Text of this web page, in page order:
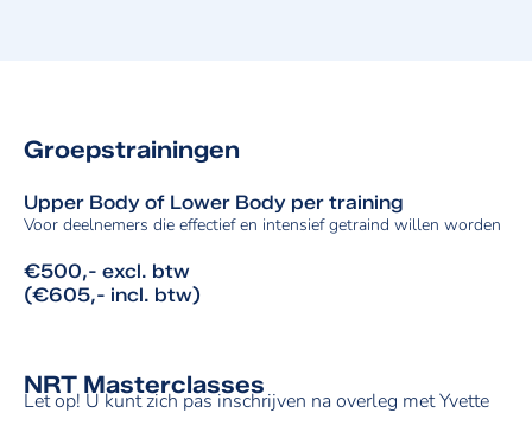
Groepstrainingen
Upper Body of Lower Body per training
Voor deelnemers die effectief en intensief getraind willen worden
€500,- excl. btw
(€605,- incl. btw)
NRT Masterclasses
Let op! U kunt zich pas inschrijven na overleg met Yvette